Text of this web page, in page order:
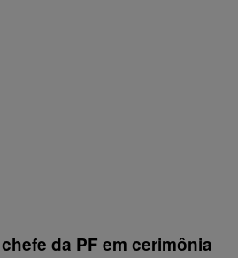
da PF em cerimônia